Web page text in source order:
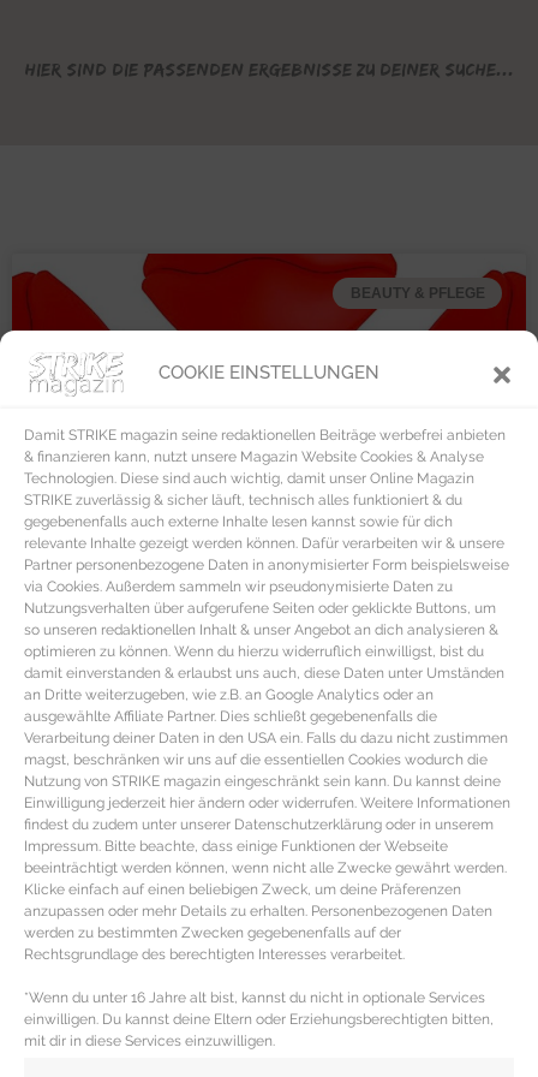
COOKIE EINSTELLUNGEN
Damit STRIKE magazin seine redaktionellen Beiträge werbefrei anbieten
& finanzieren kann, nutzt unsere Magazin Website Cookies & Analyse
Technologien. Diese sind auch wichtig, damit unser Online Magazin
STRIKE zuverlässig & sicher läuft, technisch alles funktioniert & du
gegebenenfalls auch externe Inhalte lesen kannst sowie für dich
relevante Inhalte gezeigt werden können. Dafür verarbeiten wir & unsere
Partner personenbezogene Daten in anonymisierter Form beispielsweise
via Cookies. Außerdem sammeln wir pseudonymisierte Daten zu
Nutzungsverhalten über aufgerufene Seiten oder geklickte Buttons, um
so unseren redaktionellen Inhalt & unser Angebot an dich analysieren &
optimieren zu können. Wenn du hierzu widerruflich einwilligst, bist du
damit einverstanden & erlaubst uns auch, diese Daten unter Umständen
an Dritte weiterzugeben, wie z.B. an Google Analytics oder an
ausgewählte Affiliate Partner. Dies schließt gegebenenfalls die
Verarbeitung deiner Daten in den USA ein. Falls du dazu nicht zustimmen
magst, beschränken wir uns auf die essentiellen Cookies wodurch die
Nutzung von STRIKE magazin eingeschränkt sein kann. Du kannst deine
Einwilligung jederzeit hier ändern oder widerrufen. Weitere Informationen
findest du zudem unter unserer Datenschutzerklärung oder in unserem
Impressum. Bitte beachte, dass einige Funktionen der Webseite
beeinträchtigt werden können, wenn nicht alle Zwecke gewährt werden.
Klicke einfach auf einen beliebigen Zweck, um deine Präferenzen
anzupassen oder mehr Details zu erhalten. Personenbezogenen Daten
werden zu bestimmten Zwecken gegebenenfalls auf der
Rechtsgrundlage des berechtigten Interesses verarbeitet.
*Wenn du unter 16 Jahre alt bist, kannst du nicht in optionale Services
einwilligen. Du kannst deine Eltern oder Erziehungsberechtigten bitten,
mit dir in diese Services einzuwilligen.
Hier sind die passenden Ergebnisse zu deiner Suche...
BEAUTY & PFLEGE
PUMP UP THE VOLUME – Lippen
Volumen ohne Operation
LIPPEN VOLUMEN & volle Lippen OHNE OPERATION
Lippenpumpe von Hotlipz auflegen, festdrücken und
innerhalb